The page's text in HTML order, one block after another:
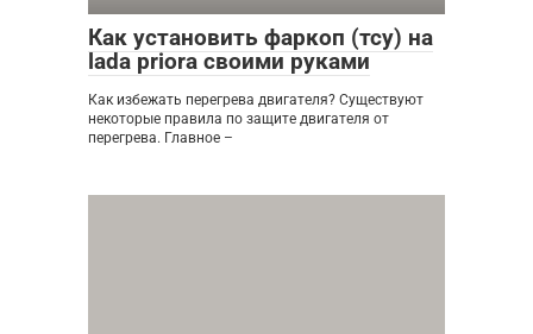
Как установить фаркоп (тсу) на
lada priora своими руками
Как избежать перегрева двигателя? Существуют
некоторые правила по защите двигателя от
перегрева. Главное –